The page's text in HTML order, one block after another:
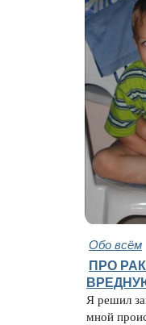
Обо всём
ПРО
Я решил
мной